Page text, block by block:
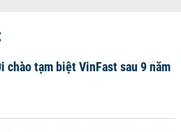
chào tạm biệt VinFast sau 9 năm